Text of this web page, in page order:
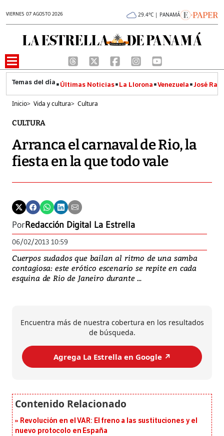
VIERNES 07 AGOSTO 2026 29.4°C | PANAMÁ
Últimas Noticias La Llorona Venezuela José
Inicio> Vida y cultura> Cultura
CULTURA
Arranca el carnaval de Rio, la
fiesta en la que todo vale
PorRedacción Digital La Estrella
06/02/2013 10:59
Cuerpos sudados que bailan al ritmo de una samba
contagiosa: este erótico escenario se repite en cada
esquina de Rio de Janeiro durante ...
Encuentra más de nuestra cobertura en los resultados
de búsqueda.
Agrega La Estrella en Google ↗️
Revolución en el VAR: El freno a las sustituciones y el
nuevo protocolo en España